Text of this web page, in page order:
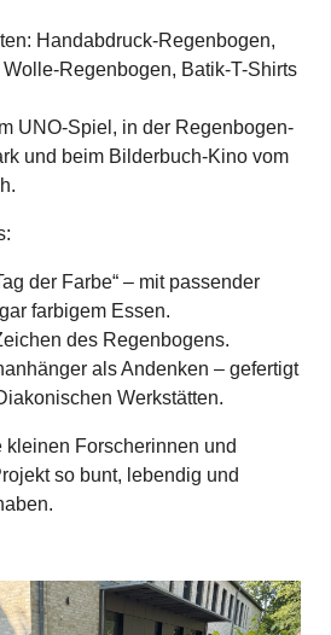
Handabdruck-Regenbogen,
Regenbogen, Batik-T-Shirts
UNO-Spiel, in der Regenbogen-
und beim Bilderbuch-Kino vom
der Farbe“ – mit passender
farbigem Essen.
des Regenbogens.
als Andenken – gefertigt
Werkstätten.
Forscherinnen und
so bunt, lebendig und